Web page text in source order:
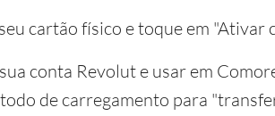
cartão físico e toque em "Ativar
conta Revolut e usar em
de carregamento para